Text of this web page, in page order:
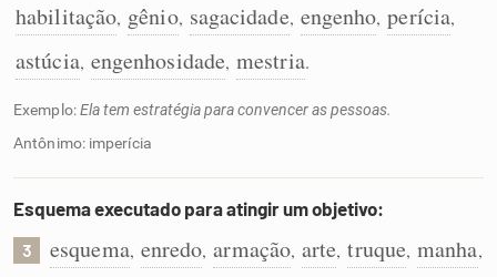
Dicionário
habilitação, gênio, sagacidade, engenho, perícia,
astúcia, engenhosidade, mestria.
Exemplo:Ela tem estratégia para convencer as pessoas.
Antônimo: imperícia
Esquema executado para atingir um objetivo:
3 esquema, enredo, armação, arte, truque, manha,